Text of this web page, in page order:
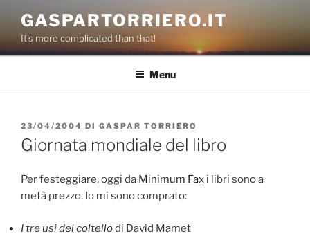
contenuto
GASPARTORRIERO.IT
It's more complicated than that!
Menu
PUBBLICATO
IL
23/04/2004 DI GASPAR TORRIERO
Giornata mondiale del libro
Per festeggiare, oggi da Minimum Fax i libri sono a
metà prezzo. Io mi sono comprato:
I tre usi del coltellodi David Mamet